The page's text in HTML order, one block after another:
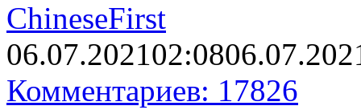
ChineseFirst
06.07.202102:08
Комментариев: 17826